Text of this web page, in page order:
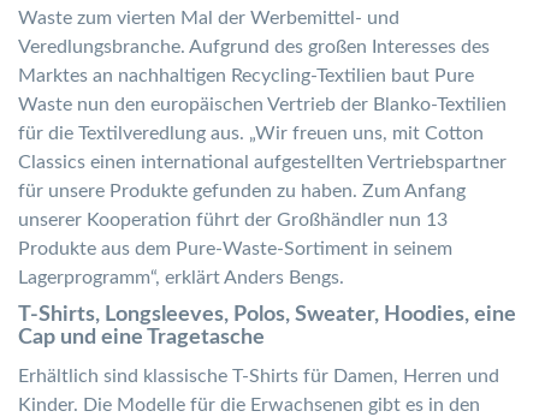
Waste zum vierten Mal der Werbemittel- und
Veredlungsbranche. Aufgrund des großen Interesses des
Marktes an nachhaltigen Recycling-Textilien baut Pure
Waste nun den europäischen Vertrieb der Blanko-Textilien
für die Textilveredlung aus. „Wir freuen uns, mit Cotton
Classics einen international aufgestellten Vertriebspartner
für unsere Produkte gefunden zu haben. Zum Anfang
unserer Kooperation führt der Großhändler nun 13
Produkte aus dem Pure-Waste-Sortiment in seinem
Lagerprogramm“, erklärt Anders Bengs.
T-Shirts, Longsleeves, Polos, Sweater, Hoodies, eine
Cap und eine Tragetasche
Erhältlich sind klassische T-Shirts für Damen, Herren und
Kinder. Die Modelle für die Erwachsenen gibt es in den